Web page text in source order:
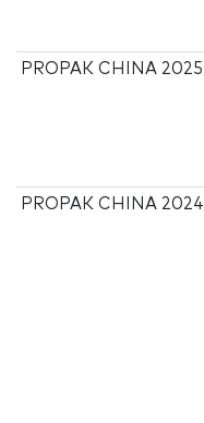
PROPAK CHINA 2025
PROPAK CHINA 2024